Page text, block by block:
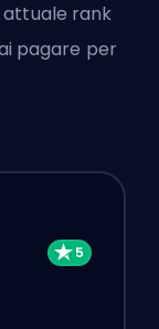
attuale rank
pagare per